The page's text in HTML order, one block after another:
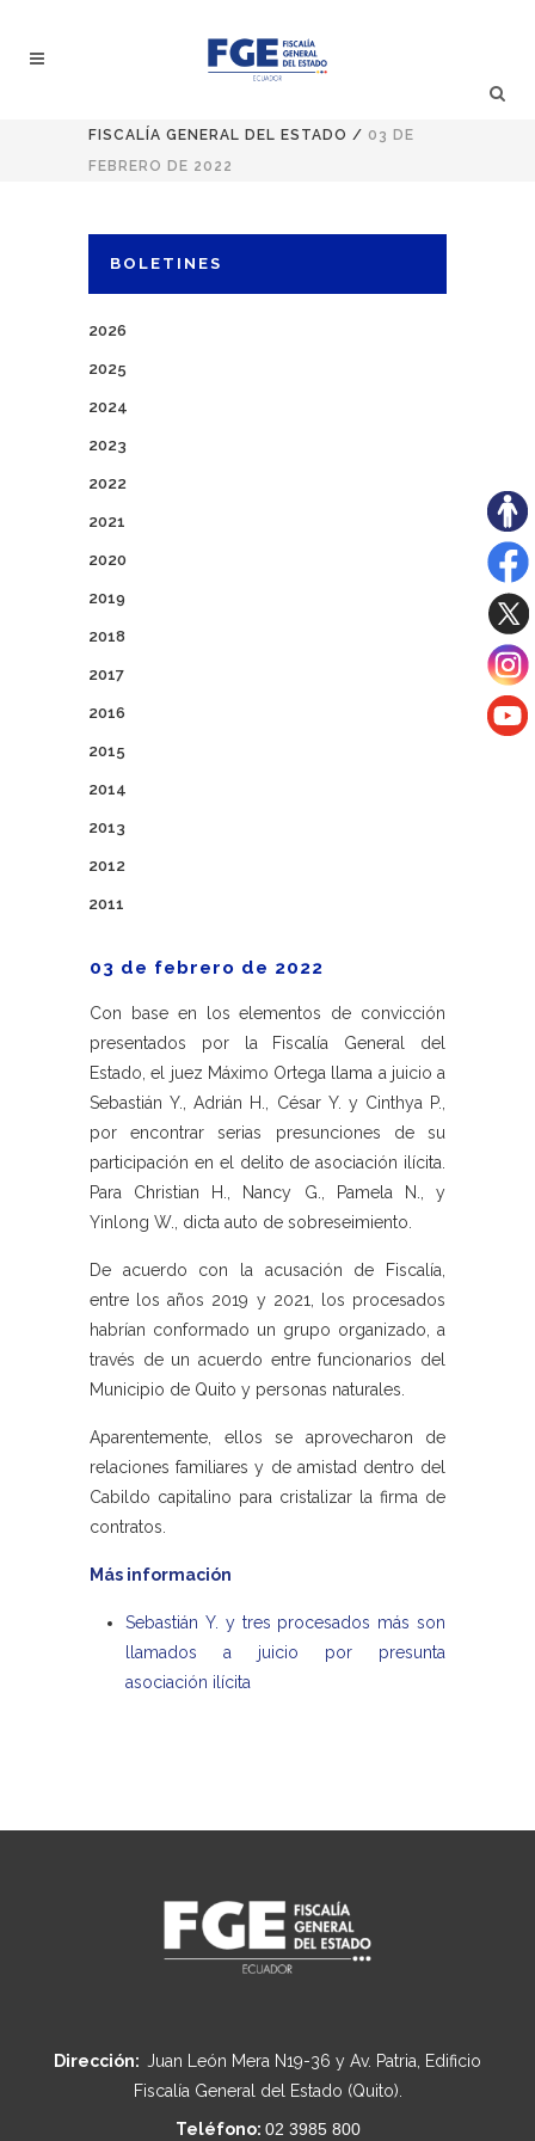
FISCALÍA GENERAL DEL ESTADO / 03 DE
FEBRERO DE 2022
BOLETINES
2026
2025
2024
2023
2022
2021
2020
2019
2018
2017
2016
2015
2014
2013
2012
2011
03 de febrero de 2022
Con base en los elementos de convicción
presentados por la Fiscalía General del
Estado, el juez Máximo Ortega llama a juicio a
Sebastián Y., Adrián H., César Y. y Cinthya P.,
por encontrar serias presunciones de su
participación en el delito de asociación ilícita.
Para Christian H., Nancy G., Pamela N., y
Yinlong W., dicta auto de sobreseimiento.
De acuerdo con la acusación de Fiscalía,
entre los años 2019 y 2021, los procesados
habrían conformado un grupo organizado, a
través de un acuerdo entre funcionarios del
Municipio de Quito y personas naturales.
Aparentemente, ellos se aprovecharon de
relaciones familiares y de amistad dentro del
Cabildo capitalino para cristalizar la firma de
contratos.
Más información
Sebastián Y. y tres procesados más son
llamados a juicio por presunta
asociación ilícita
Dirección: Juan León Mera N19-36 y Av. Patria, Edificio
Fiscalía General del Estado (Quito).
Teléfono: 02 3985 800